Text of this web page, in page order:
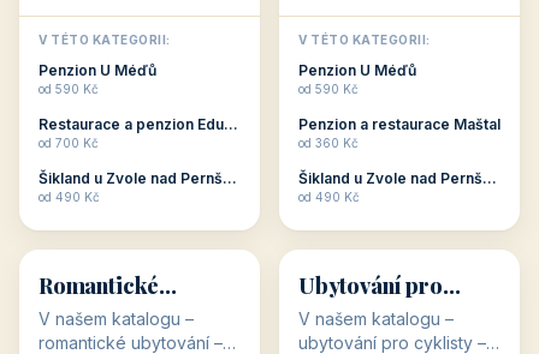
jsou pro Vás připraveny
objekty, které svojí
polohou či vybaveností,
nabízí klidné ubytování
V TÉTO KATEGORII:
Penzion U Méďů
od 590 Kč
Restaurace a penzion Eduard
od 700 Kč
Šikland u Zvole nad Pernštejnem
od 490 Kč
penziony a hotely, které
jsou přizpůsobeny pro
ubytování klientů vyššího
věku. Některé z nich
V TÉTO KATEGORII:
Penzion U Méďů
od 590 Kč
Penzion a restaurace Maštal
od 360 Kč
Šikland u Zvole nad Pernštejnem
od 490 Kč
💕
💕
Romantické
ubytování
V našem katalogu –
romantické ubytování –
🚴
🚴
32 objektů
Ubytování pro
cyklisty
V našem katalogu –
ubytování pro cyklisty –